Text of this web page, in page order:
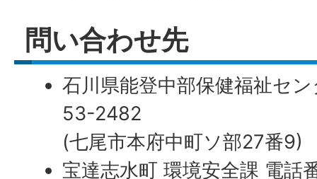
問い合わせ先
石川県能登中部保健福祉セ
53-2482
(七尾市本府中町ソ部27番9)
宝達志水町 環境安全課 電